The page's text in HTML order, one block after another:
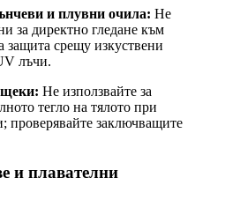
и плувни очила: Не
за директно гледане към
защита срещу изкуствени
лъчи.
щеки: Не използвайте за
тегло на тялото при
проверявайте заключващите
и плавателни